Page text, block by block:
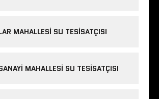
MAHALLESI SU TESISATÇISI
MAHALLESI SU TESISATÇISI